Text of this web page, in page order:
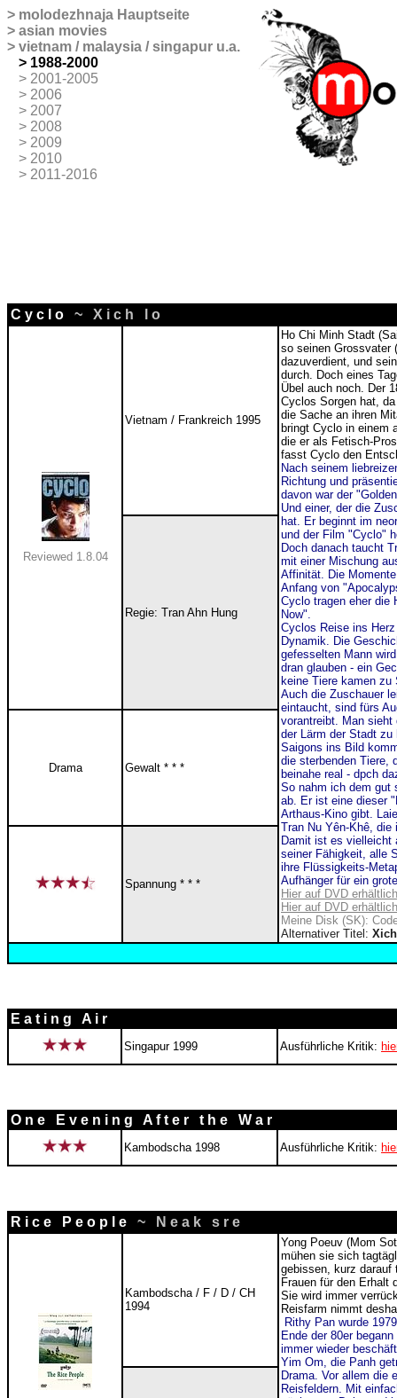
> molodezhnaja Hauptseite
> asian movies
> vietnam / malaysia / singapur u.a.
> 1988-2000
> 2001-2005
> 2006
> 2007
> 2008
> 2009
> 2010
> 2011-2016
C y c l o ~ X i c h l o
Reviewed 1.8.04
Vietnam / Frankreich 1995
Ho Chi Minh Stadt
so seinen Grossvater (
dazuverdient, und
durch. Doch eines
Übel auch noch. Der
Cyclos Sorgen hat,
die Sache an ihren
bringt Cyclo in einem
die er als Fetisch-
fasst Cyclo den
Nach seinem
Richtung und
davon war der
Und einer, der die
hat. Er beginnt im
und der Film "Cyclo"
Doch danach taucht
mit einer Mischung
Affinität. Die
Anfang von
Cyclo tragen eher die
Now".
Cyclos Reise ins
Dynamik. Die
gefesselten Mann
dran glauben - ein
keine Tiere kamen
Auch die Zuschauer
eintaucht, sind fürs
vorantreibt. Man
der Lärm der Stadt
Saigons ins Bild
die sterbenden Tiere,
beinahe real - dpch
So nahm ich dem gut
ab. Er ist eine dieser
Arthaus-Kino gibt.
Tran Nu Yên-Khê, die
Damit ist es vielleicht
seiner Fähigkeit, alle
ihre Flüssigkeits-
Aufhänger für ein
Hier auf DVD erhältlich
Hier auf DVD erhältlich
Meine Disk (SK):
Alternativer Titel:
Regie: Tran Ahn Hung
Drama Gewalt * * *
Spannung * * *
E a t i n g A i r
Singapur 1999 Ausführliche Kritik:
O n e E v e n i n g A f t e r t h e W a r
Kambodscha 1998 Ausführliche Kritik:
R i c e P e o p l e ~ N e a k s r e
Kambodscha / F / D / CH
1994
Yong Poeuv (Mom
mühen sie sich
gebissen, kurz darauf
Frauen für den Erhalt
Sie wird immer
Reisfarm nimmt
Rithy Pan wurde
Ende der 80er
immer wieder
Yim Om, die Panh
Drama. Vor allem die
Reisfeldern. Mit